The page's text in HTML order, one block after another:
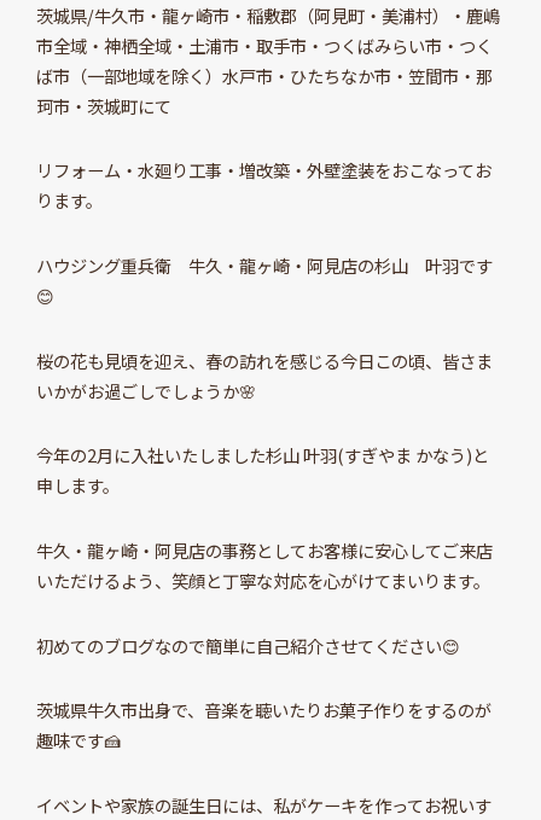
茨城県/牛久市・龍ヶ崎市・稲敷郡（阿見町・美浦村）・鹿嶋
市全域・神栖全域・土浦市・取手市・つくばみらい市・つく
ば市（一部地域を除く）水戸市・ひたちなか市・笠間市・那
珂市・茨城町にて
リフォーム・水廻り工事・増改築・外壁塗装をおこなってお
ります。
ハウジング重兵衛 牛久・龍ヶ崎・阿見店の杉山 叶羽です
😊
桜の花も見頃を迎え、春の訪れを感じる今日この頃、皆さま
いかがお過ごしでしょうか🌸
今年の2月に入社いたしました杉山 叶羽(すぎやま かなう)と
申します。
牛久・龍ヶ崎・阿見店の事務としてお客様に安心してご来店
いただけるよう、笑顔と丁寧な対応を心がけてまいります。
初めてのブログなので簡単に自己紹介させてください😊
茨城県牛久市出身で、音楽を聴いたりお菓子作りをするのが
趣味です🍰
イベントや家族の誕生日には、私がケーキを作ってお祝いす